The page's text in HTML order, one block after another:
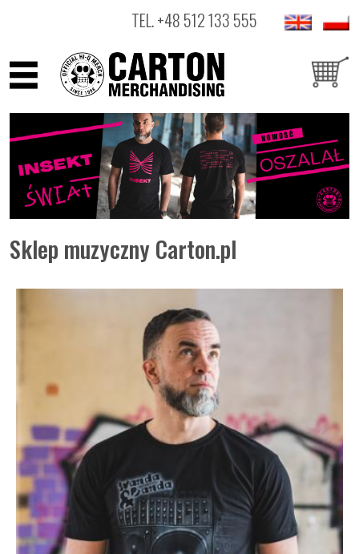
TEL.+48 512 133 555
ARTYŚCI
PRODUKTY
OUTLET
Sklep muzyczny Carton.pl